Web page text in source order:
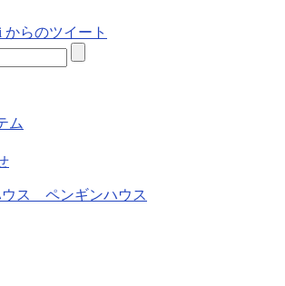
からのツイート
ム
ウス ペンギンハウス